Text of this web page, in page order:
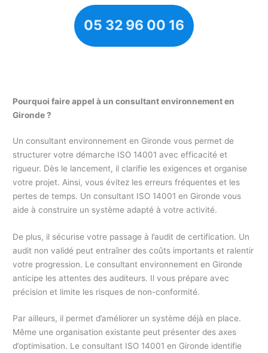
05 32 96 00 16
Pourquoi faire appel à un consultant environnement en
Gironde ?
Un consultant environnement en Gironde vous permet de
structurer votre démarche ISO 14001 avec efficacité et
rigueur. Dès le lancement, il clarifie les exigences et organise
votre projet. Ainsi, vous évitez les erreurs fréquentes et les
pertes de temps. Un consultant ISO 14001 en Gironde vous
aide à construire un système adapté à votre activité.
De plus, il sécurise votre passage à l’audit de certification. Un
audit non validé peut entraîner des coûts importants et ralentir
votre progression. Le consultant environnement en Gironde
anticipe les attentes des auditeurs. Il vous prépare avec
précision et limite les risques de non-conformité.
Par ailleurs, il permet d’améliorer un système déjà en place.
Même une organisation existante peut présenter des axes
d’optimisation. Le consultant ISO 14001 en Gironde identifie